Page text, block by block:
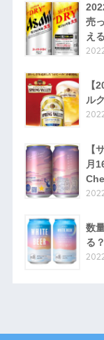
売
える
【
ル
【
月
数
る